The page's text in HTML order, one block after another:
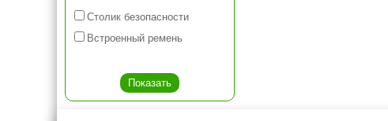
Столик безопасности
Встроенный ремень